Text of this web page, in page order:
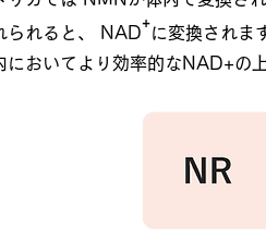
られると、 NAD⁺に変換されま
においてより効率的なNAD+の